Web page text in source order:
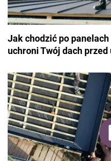
Jak chodzić po
uchroni Twój dach